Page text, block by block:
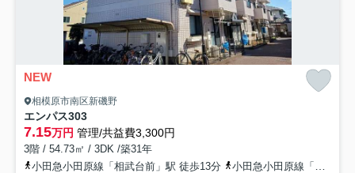
NEW
相模原市南区新磯野
エンパス303
7.15万円 管理/共益費3,300円
3階 / 54.73㎡ / 3DK /築31年
小田急小田原線「相武台前」駅 徒歩13分
小田急小田原線「小田急相模原」駅 徒歩29分